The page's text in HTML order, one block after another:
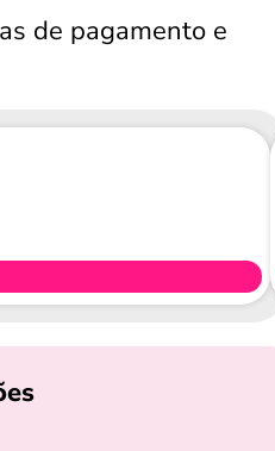
de pagamento e